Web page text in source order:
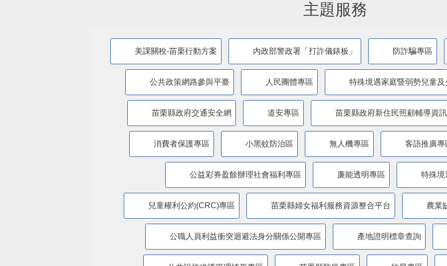
主題服務
美課關稅-苗栗行動方案 內政部警政署「打詐儀錶板」 防詐騙專區
公共政策網路參與平臺 人民團體專區 特殊境遇家庭暨弱勢兒童
苗栗縣政府交通安全網 道安專區 苗栗縣政府新住民照顧輔導資
消費者保護專區 小黑蚊防治區 無人機專區 客語推廣專
公益彩券盈餘辦理社會福利專區 廉能透明專區 特殊境
兒童權利公約(CRC)專區 苗栗縣婦女福利服務資源整合平台 農業
公職人員利益衝突迴避法身分關係公開專區 產地證明標章查詢